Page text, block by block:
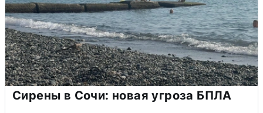
Сирены в Сочи: новая угроза БПЛА